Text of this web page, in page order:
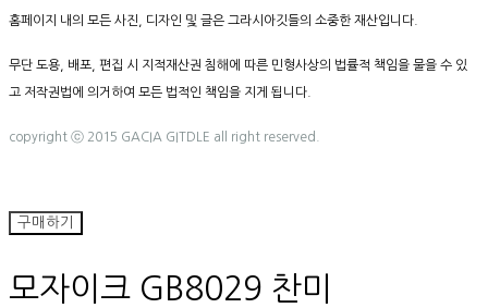
홈페이지 내의 모든 사진, 디자인 및 글은 그라시아깃들의 소중한 재산입니다.
무단 도용, 배포, 편집 시 지적재산권 침해에 따른 민형사상의 법률적 책임을 물을 수 있
고 저작권법에 의거하여 모든 법적인 책임을 지게 됩니다.
copyright ⓒ 2015 GACIA GITDLE all right reserved.
구매하기
모자이크 GB8029 찬미